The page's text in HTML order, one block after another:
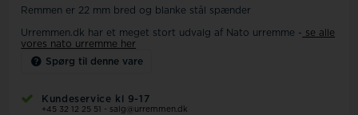
Remmen er 22 mm bred og blanke stål spænder
Urremmen.dk har et meget stort udvalg af Nato urremme - se alle
vores nato urremme her
Spørg til denne vare
Kundeservice kl 9-17
+45 32 12 25 51 - salg@urremmen.dk